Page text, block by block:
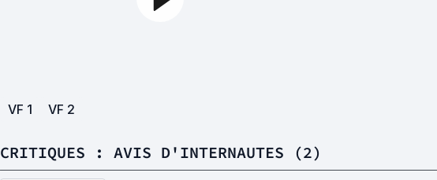
VF 1 VF 2
CRITIQUES : AVIS D'INTERNAUTES (2)